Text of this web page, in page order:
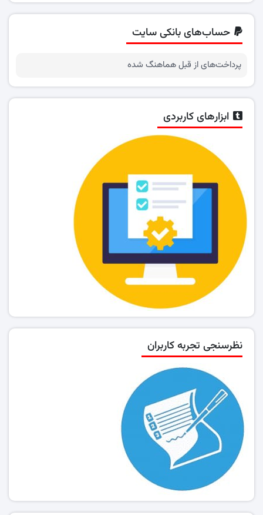
حساب‌های بانکی سایت
پرداخت‌های از قبل هماهنگ شده
ابزارهای کاربردی
نظرسنجی تجربه کاربران